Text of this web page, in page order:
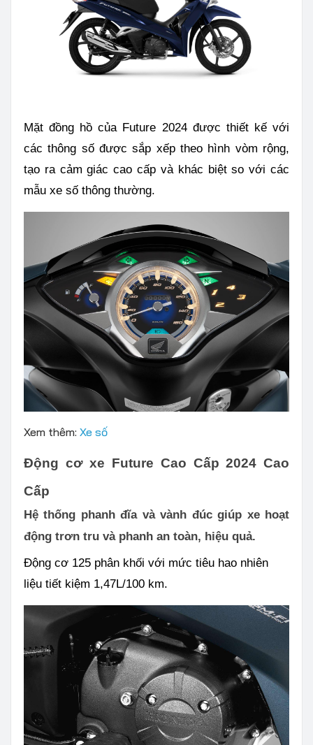
Mặt đồng hồ của Future 2024 được thiết kế với
các thông số được sắp xếp theo hình vòm rộng,
tạo ra cảm giác cao cấp và khác biệt so với các
mẫu xe số thông thường.
Xem thêm: Xe số
Động cơ xe Future Cao Cấp 2024 Cao
Cấp
Hệ thống phanh đĩa và vành đúc giúp xe hoạt
động trơn tru và phanh an toàn, hiệu quả.
Động cơ 125 phân khối với mức tiêu hao nhiên
liệu tiết kiệm 1,47L/100 km.